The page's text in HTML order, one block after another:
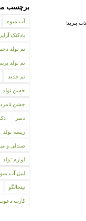
ببرید!
برچسب
آب میوه
بادکنک
تم تولد
تم تولد
تم جدید
جشن تولد
جشن
دسر
ریسه تولد
صندلی و
لوازم تولد
لیبل آب
نینجالگو
کارت